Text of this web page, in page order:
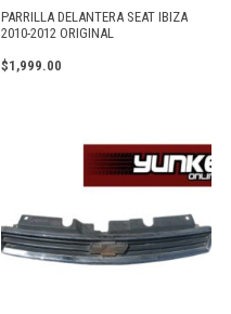
PARRILLA DELANTERA SEAT IBIZA
2010-2012 ORIGINAL
$1,999.00